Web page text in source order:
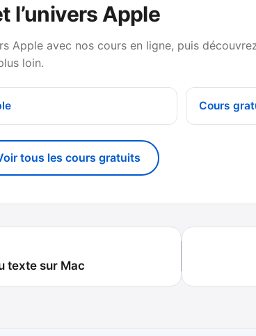
l’univers Apple
Apple avec nos cours en ligne, puis
loin.
Cours
tous les cours gratuits
texte sur Mac